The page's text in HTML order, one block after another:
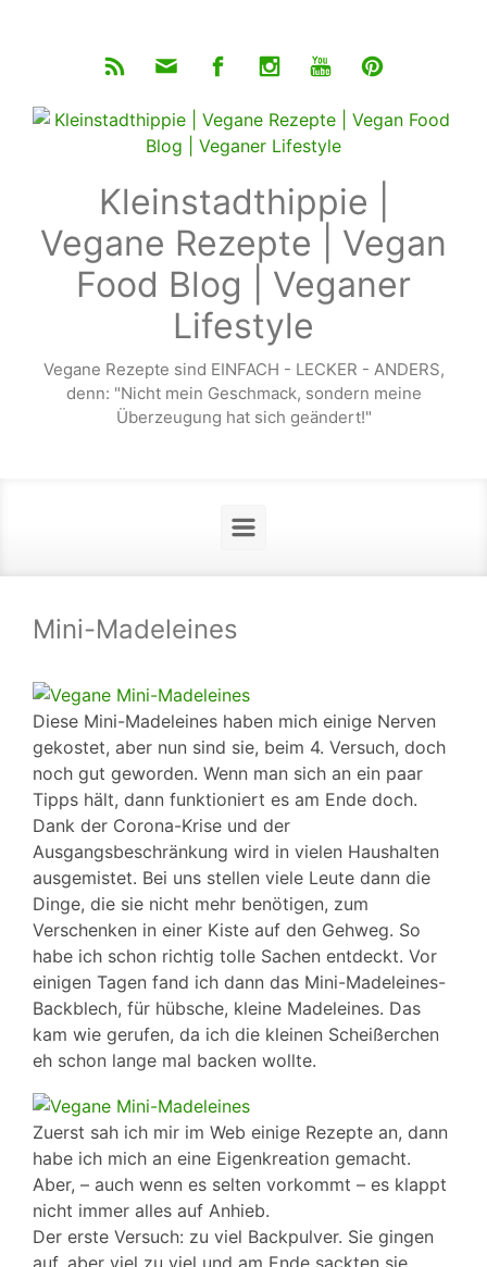
Kleinstadthippie |
Vegane Rezepte | Vegan
Food Blog | Veganer
Lifestyle
Vegane Rezepte sind EINFACH - LECKER - ANDERS,
denn: "Nicht mein Geschmack, sondern meine
Überzeugung hat sich geändert!"
Mini-Madeleines
Diese Mini-Madeleines haben mich einige Nerven
gekostet, aber nun sind sie, beim 4. Versuch, doch
noch gut geworden. Wenn man sich an ein paar
Tipps hält, dann funktioniert es am Ende doch.
Dank der Corona-Krise und der
Ausgangsbeschränkung wird in vielen Haushalten
ausgemistet. Bei uns stellen viele Leute dann die
Dinge, die sie nicht mehr benötigen, zum
Verschenken in einer Kiste auf den Gehweg. So
habe ich schon richtig tolle Sachen entdeckt. Vor
einigen Tagen fand ich dann das Mini-Madeleines-
Backblech, für hübsche, kleine Madeleines. Das
kam wie gerufen, da ich die kleinen Scheißerchen
eh schon lange mal backen wollte.
Zuerst sah ich mir im Web einige Rezepte an, dann
habe ich mich an eine Eigenkreation gemacht.
Aber, – auch wenn es selten vorkommt – es klappt
nicht immer alles auf Anhieb.
Der erste Versuch: zu viel Backpulver. Sie gingen
auf, aber viel zu viel und am Ende sackten sie